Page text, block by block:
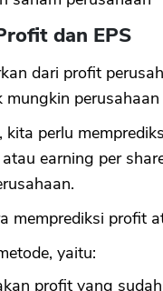
dan EPS
dari profit
kita perlu
earning per
memprediksi profit
yaitu:
profit yang